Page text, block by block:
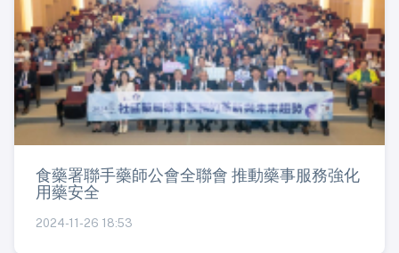
食藥署聯手藥師公會全聯會 推動藥事服務強化
用藥安全
2024-11-26 18:53